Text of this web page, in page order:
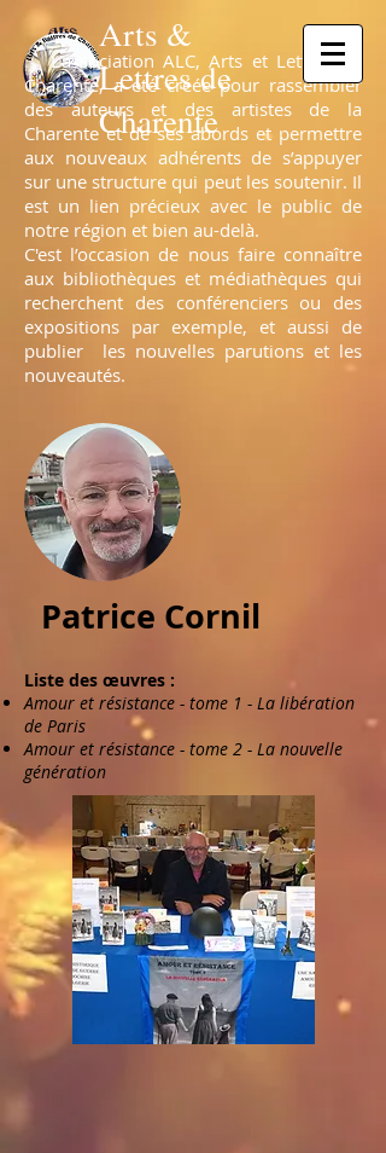
Arts &
Lettres de
Charente
L’association ALC, Arts et Lettres de
Charente, a été créée pour rassembler
des auteurs et des artistes de la
Charente et de ses abords et permettre
aux nouveaux adhérents de s’appuyer
sur une structure qui peut les soutenir. Il
est un lien précieux avec le public de
notre région et bien au-delà.
C'est l’occasion de nous faire connaître
aux bibliothèques et médiathèques qui
recherchent des conférenciers ou des
expositions par exemple, et aussi de
publier les nouvelles parutions et les
nouveautés.
Patrice Cornil
Liste des œuvres :
Amour et résistance - tome 1 - La libération
de Paris
Amour et résistance - tome 2 - La nouvelle
génération